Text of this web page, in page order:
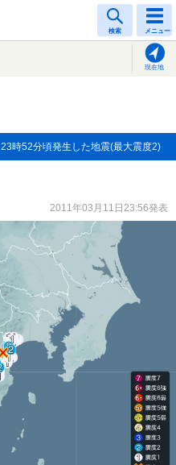
検索 メニュー
現在地
23時52分頃発生した地震(最大震度2)
2011年03月11日23:56発表